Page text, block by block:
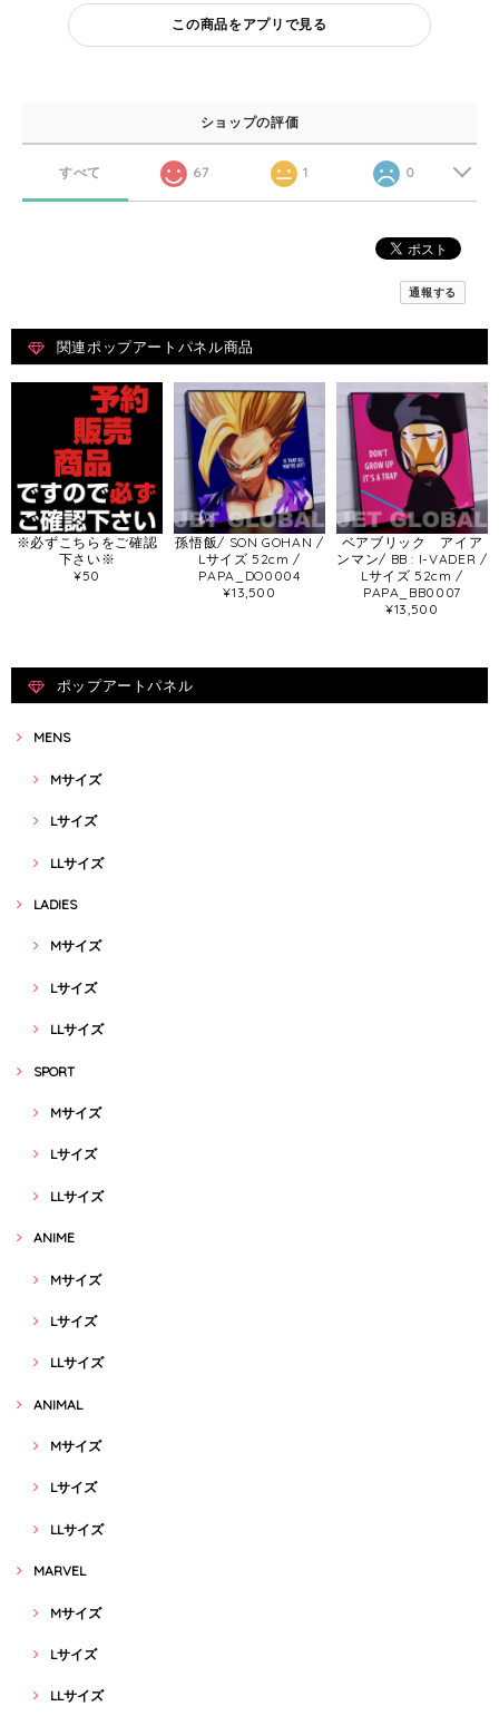
この商品をアプリで見る
ショップの評価
すべて 67 1 0
通報する
関連ポップアートパネル商品
※必ずこちらをご確認
下さい※
¥50
孫悟飯/ SON GOHAN /
Lサイズ 52cm /
PAPA_DO0004
¥13,500
ベアブリック アイア
ンマン/ BB : I-VADER /
Lサイズ 52cm /
PAPA_BB0007
¥13,500
ポップアートパネル
MENS
Mサイズ
Lサイズ
LLサイズ
LADIES
Mサイズ
Lサイズ
LLサイズ
SPORT
Mサイズ
Lサイズ
LLサイズ
ANIME
Mサイズ
Lサイズ
LLサイズ
ANIMAL
Mサイズ
Lサイズ
LLサイズ
MARVEL
Mサイズ
Lサイズ
LLサイズ